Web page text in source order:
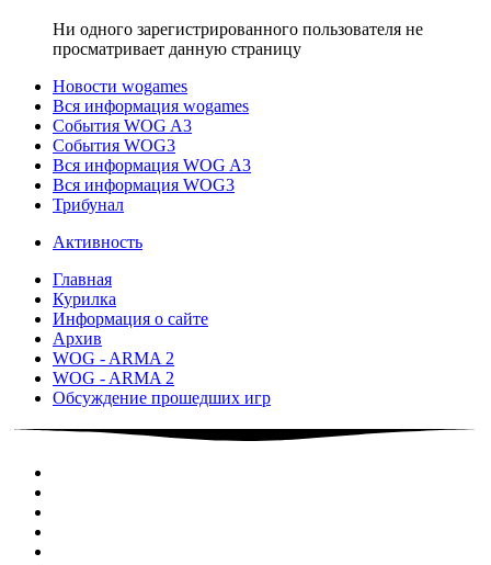
Ни одного зарегистрированного пользователя не
просматривает данную страницу
Новости wogames
Вся информация wogames
События WOG A3
События WOG3
Вся информация WOG A3
Вся информация WOG3
Трибунал
Активность
Главная
Курилка
Информация о сайте
Архив
WOG - ARMA 2
WOG - ARMA 2
Обсуждение прошедших игр